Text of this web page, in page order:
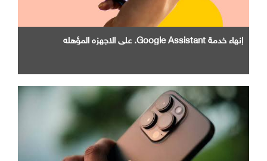
إنهاء خدمة Google Assistant. علي الاجهزه المؤهله